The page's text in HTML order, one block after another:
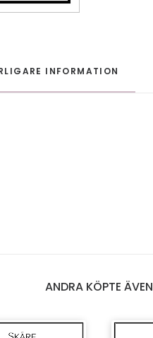
INFORMATION
ANDRA KÖPTE ÄVEN